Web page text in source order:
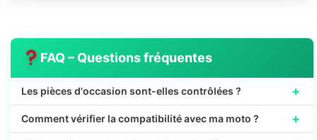
FAQ – Questions fréquentes
Les pièces d'occasion sont-elles contrôlées ? +
Comment vérifier la compatibilité avec ma moto ? +